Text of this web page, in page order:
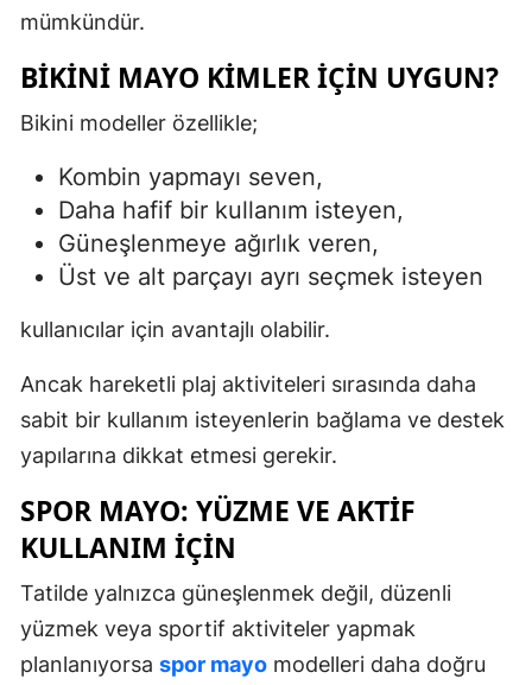
mümkündür.
BIKINI MAYO KIMLER İÇIN UYGUN?
Bikini modeller özellikle;
Kombin yapmayı seven,
Daha hafif bir kullanım isteyen,
Güneşlenmeye ağırlık veren,
Üst ve alt parçayı ayrı seçmek isteyen
kullanıcılar için avantajlı olabilir.
Ancak hareketli plaj aktiviteleri sırasında daha
sabit bir kullanım isteyenlerin bağlama ve destek
yapılarına dikkat etmesi gerekir.
SPOR MAYO: YÜZME VE AKTIF
KULLANIM İÇIN
Tatilde yalnızca güneşlenmek değil, düzenli
yüzmek veya sportif aktiviteler yapmak
planlanıyorsa spor mayo modelleri daha doğru